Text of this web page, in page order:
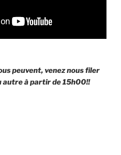
peuvent, venez nous filer
autre à partir de 15h00!!